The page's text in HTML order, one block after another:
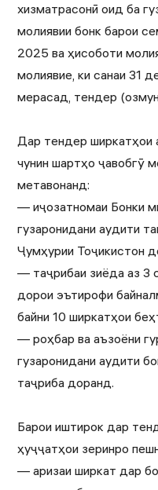
хизматрасонӣ оид ба
молиявии бонк барои
2025 ва ҳисоботи
молиявие, ки санаи 31
мерасад, тендер
Дар тендер ширкатҳои
чунин шартҳо ҷавобгӯ
метавонанд:
— иҷозатномаи Бонки
гузаронидани аудити
Ҷумҳурии Тоҷикистон
— таҷрибаи зиёда аз 3
дорои эътирофи
байни 10 ширкатҳои
— роҳбар ва аъзоёни
гузаронидани аудити
таҷриба доранд.
Барои иштирок дар
ҳуҷҷатҳои зеринро
— аризаи ширкат дар